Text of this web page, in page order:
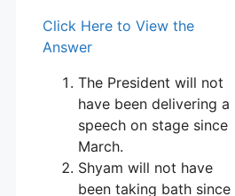
Click Here to View the
Answer
The President will not
have been delivering a
speech on stage since
March.
Shyam will not have
been taking bath since